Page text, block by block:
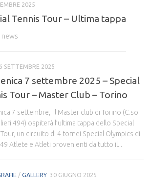
2025
Tennis Tour – Ultima tappa
news
6 SETTEMBRE 2025
7 settembre 2025 – Special
Tour – Master Club – Torino
7 settembre, il Master club di Torino (C.so
494) ospiterà l’ultima tappa dello Special
un circuito di 4 tornei Special Olympics di
Atlete e Atleti provenienti da tutto il...
/ GALLERY 30 GIUGNO 2025